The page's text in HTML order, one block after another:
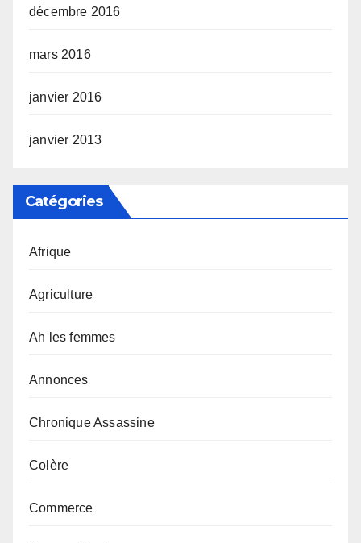
décembre 2016
mars 2016
janvier 2016
janvier 2013
Catégories
Afrique
Agriculture
Ah les femmes
Annonces
Chronique Assassine
Colère
Commerce